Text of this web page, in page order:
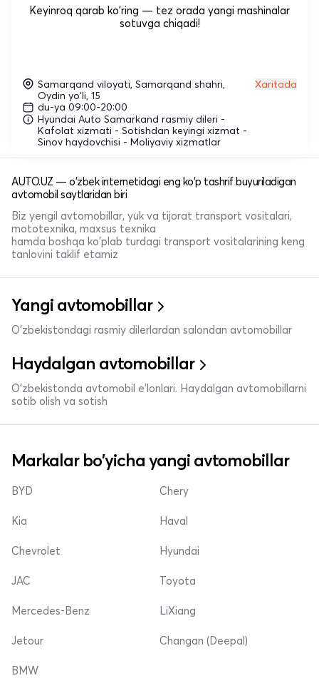
Xaritada
Samarqand viloyati, Samarqand shahri,
Oydin yo‘li, 15
du-ya 09:00-20:00
Hyundai Auto Samarkand rasmiy dileri -
Kafolat xizmati - Sotishdan keyingi xizmat -
Sinov haydovchisi - Moliyaviy xizmatlar
Keyinroq qarab ko'ring — tez orada yangi mashinalar
sotuvga chiqadi!
AUTO.UZ — o'zbek internetidagi eng ko'p tashrif buyuriladigan
avtomobil saytlaridan biri
Biz yengil avtomobillar, yuk va tijorat transport vositalari,
mototexnika, maxsus texnika
hamda boshqa ko'plab turdagi transport vositalarining keng
tanlovini taklif etamiz
Yangi avtomobillar
O'zbekistondagi rasmiy dilerlardan salondan avtomobillar
Haydalgan avtomobillar
O'zbekistonda avtomobil e’lonlari. Haydalgan avtomobillarni
sotib olish va sotish
Markalar bo'yicha yangi avtomobillar
BYD
Kia
Chevrolet
Chery
Haval
Hyundai
JAC
Mercedes-Benz
Jetour
Toyota
LiXiang
Changan (Deepal)
BMW